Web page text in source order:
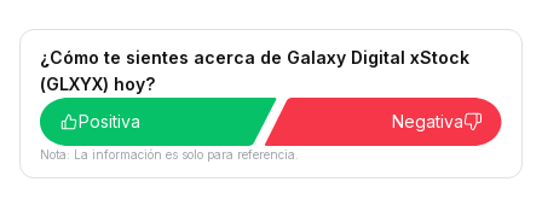
¿Cómo te sientes acerca de Galaxy Digital xStock
(GLXYX) hoy?
Positiva
Negativa
Nota: La información es solo para referencia.